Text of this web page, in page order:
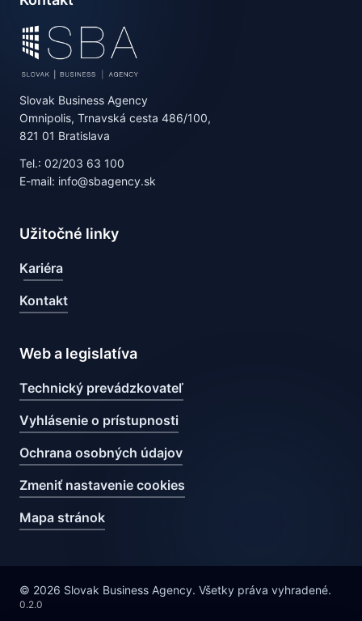
Slovak Business Agency
Omnipolis, Trnavská cesta 486/100,
821 01 Bratislava
Tel.: 02/203 63 100
E-mail: info@sbagency.sk
Užitočné linky
Kariéra
Kontakt
Web a legislatíva
Technický prevádzkovateľ
Vyhlásenie o prístupnosti
Ochrana osobných údajov
Zmeniť nastavenie cookies
Mapa stránok
© 2026 Slovak Business Agency. Všetky práva vyhradené.
0.2.0